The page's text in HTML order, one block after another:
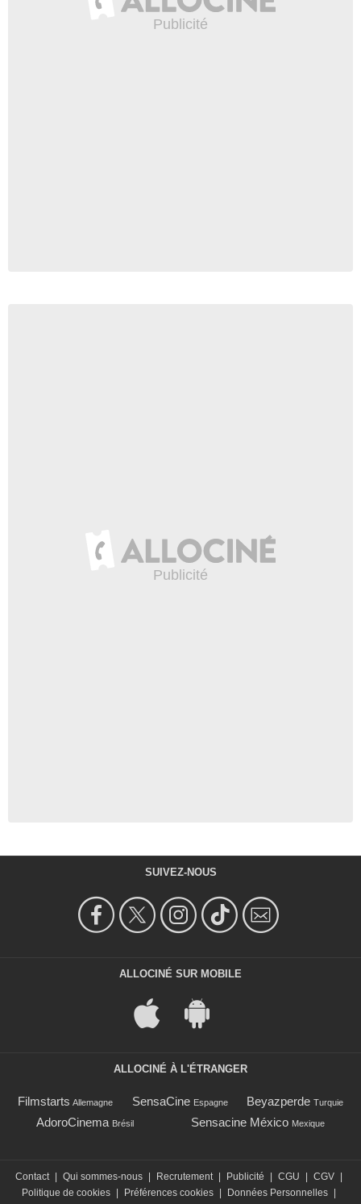
SUIVEZ-NOUS
ALLOCINÉ SUR MOBILE
ALLOCINÉ À L'ÉTRANGER
Filmstarts Allemagne SensaCine Espagne Beyazperde Turquie
AdoroCinema Brésil Sensacine México Mexique
Contact | Qui sommes-nous | Recrutement | Publicité | CGU | CGV |
Politique de cookies | Préférences cookies | Données Personnelles |